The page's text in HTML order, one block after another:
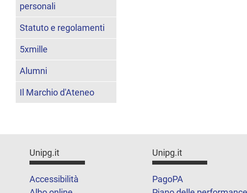
personali
Statuto e regolamenti
5xmille
Alumni
Il Marchio d'Ateneo
Unipg.it
Accessibilità
Unipg.it
PagoPA